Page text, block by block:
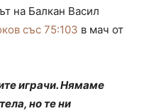
на Балкан Васил
със 75:103 в мач от
играчи. Нямаме
но те ни